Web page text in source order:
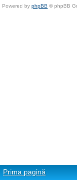
Powered by phpBB © phpBB
Prima pagină